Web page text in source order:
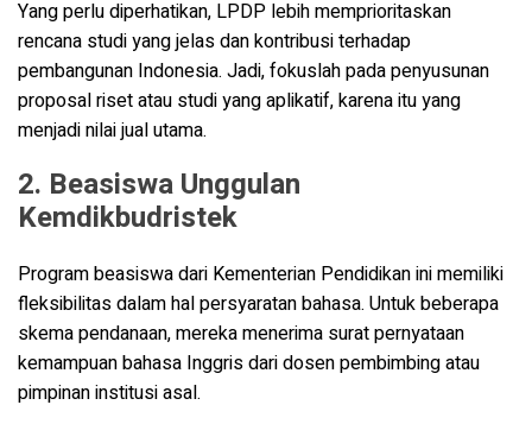
Yang perlu diperhatikan, LPDP lebih memprioritaskan
rencana studi yang jelas dan kontribusi terhadap
pembangunan Indonesia. Jadi, fokuslah pada penyusunan
proposal riset atau studi yang aplikatif, karena itu yang
menjadi nilai jual utama.
2. Beasiswa Unggulan
Kemdikbudristek
Program beasiswa dari Kementerian Pendidikan ini memiliki
fleksibilitas dalam hal persyaratan bahasa. Untuk beberapa
skema pendanaan, mereka menerima surat pernyataan
kemampuan bahasa Inggris dari dosen pembimbing atau
pimpinan institusi asal.